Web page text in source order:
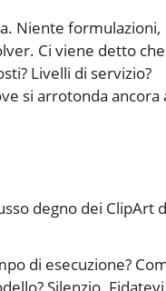
Niente formulazioni,
Ci viene detto che
Livelli di servizio?
si arrotonda ancora
degno dei ClipArt
di esecuzione?